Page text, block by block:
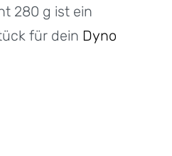
280 g ist ein
für dein Dyno